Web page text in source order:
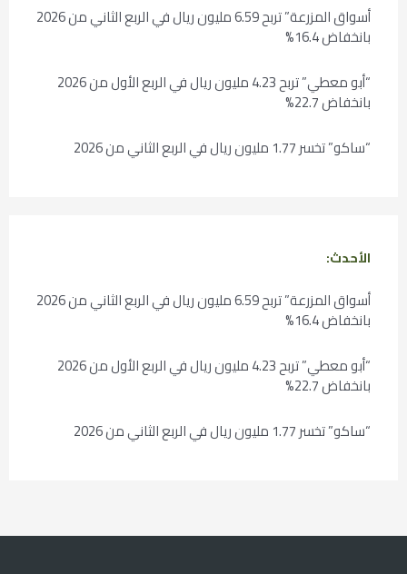
أسواق المزرعة” تربح 6.59 مليون ريال في الربع الثاني من 2026
بانخفاض 16.4%
“أبو معطي” تربح 4.23 مليون ريال في الربع الأول من 2026
بانخفاض 22.7%
“ساكو” تخسر 1.77 مليون ريال في الربع الثاني من 2026
الأحدث:
أسواق المزرعة” تربح 6.59 مليون ريال في الربع الثاني من 2026
بانخفاض 16.4%
“أبو معطي” تربح 4.23 مليون ريال في الربع الأول من 2026
بانخفاض 22.7%
“ساكو” تخسر 1.77 مليون ريال في الربع الثاني من 2026